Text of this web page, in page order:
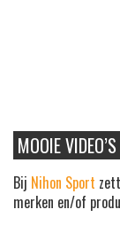
MOOIE
Bij Nihon Sport
merken en/of